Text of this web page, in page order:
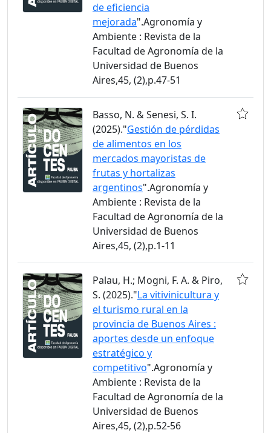
de eficiencia
mejorada".Agronomía y
Ambiente : Revista de la
Facultad de Agronomía de la
Universidad de Buenos
Aires,45, (2),p.47-51
Basso, N. & Senesi, S. I.
(2025)."Gestión de pérdidas
de alimentos en los
mercados mayoristas de
frutas y hortalizas
argentinos".Agronomía y
Ambiente : Revista de la
Facultad de Agronomía de la
Universidad de Buenos
Aires,45, (2),p.1-11
Palau, H.; Mogni, F. A. & Piro,
S. (2025)."La vitivinicultura y
el turismo rural en la
provincia de Buenos Aires :
aportes desde un enfoque
estratégico y
competitivo".Agronomía y
Ambiente : Revista de la
Facultad de Agronomía de la
Universidad de Buenos
Aires,45, (2),p.52-56